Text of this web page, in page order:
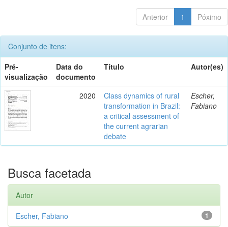
Anterior 1 Póximo
Conjunto de itens:
Pré-
visualização
Data do
documento
Título Autor(es)
2020
Class dynamics of rural
transformation in Brazil:
a critical assessment of
the current agrarian
debate
Escher,
Fabiano
Busca facetada
Autor
1
Escher, Fabiano